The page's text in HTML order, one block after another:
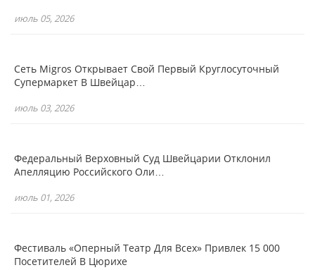
июль 05, 2026
Сеть Migros Открывает Свой Первый Круглосуточный
Супермаркет В Швейцар…
июль 03, 2026
Федеральный Верховный Суд Швейцарии Отклонил
Апелляцию Российского Оли…
июль 01, 2026
Фестиваль «Оперный Театр Для Всех» Привлек 15 000
Посетителей В Цюрихе